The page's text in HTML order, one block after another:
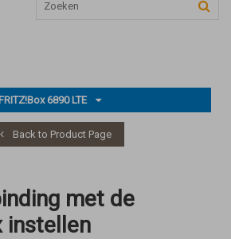
FRITZ!Box 6890 LTE
Back to Product Page
met de
instellen